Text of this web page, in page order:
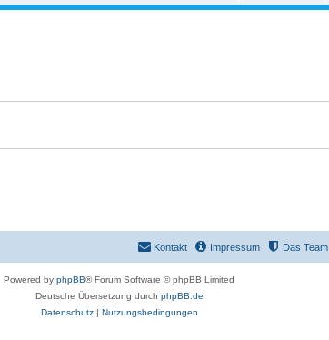
Das Team
Impressum
Kontakt
Powered by phpBB® Forum Software © phpBB Limited
Deutsche Übersetzung durch phpBB.de
Datenschutz| Nutzungsbedingungen